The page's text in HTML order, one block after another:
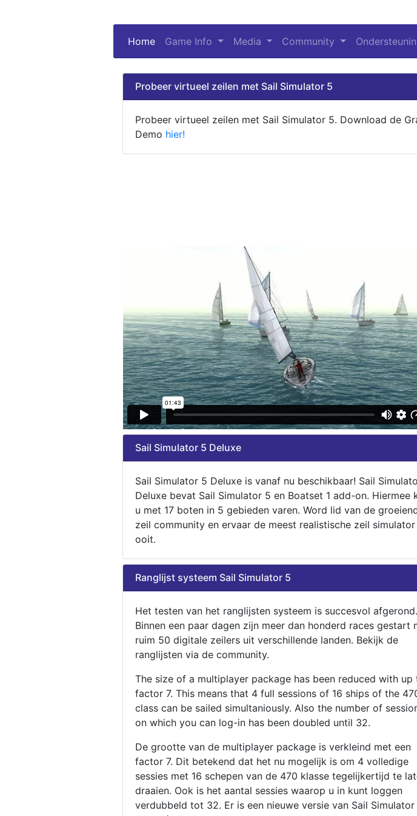
Home (current)
Game Info Media Community
Probeer virtueel zeilen met Sail Simulator 5
Probeer virtueel zeilen met Sail Simulator 5. Download de
Demo hier!
Sail Simulator 5 Deluxe
Sail Simulator 5 Deluxe is vanaf nu beschikbaar! Sail
Deluxe bevat Sail Simulator 5 en Boatset 1 add-on. Hiermee
u met 17 boten in 5 gebieden varen. Word lid van de
zeil community en ervaar de meest realistische zeil simulator
ooit.
Ranglijst systeem Sail Simulator 5
Het testen van het ranglijsten systeem is succesvol afgerond.
Binnen een paar dagen zijn meer dan honderd races gestart
ruim 50 digitale zeilers uit verschillende landen. Bekijk de
ranglijsten via de community.
The size of a multiplayer package has been reduced with up
factor 7. This means that 4 full sessions of 16 ships of the
class can be sailed simultaniously. Also the number of
on which you can log-in has been doubled until 32.
De grootte van de multiplayer package is verkleind met een
factor 7. Dit betekend dat het nu mogelijk is om 4 volledige
sessies met 16 schepen van de 470 klasse tegelijkertijd te
draaien. Ook is het aantal sessies waarop u in kunt loggen
verdubbeld tot 32. Er is een nieuwe versie van Sail Simulator